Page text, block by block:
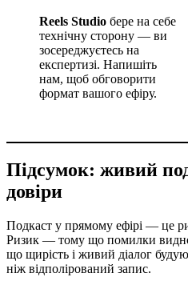
Reels Studio бере на себе
технічну сторону — ви
зосереджуєтесь на
експертизі. Напишіть
нам, щоб обговорити
формат вашого ефіру.
Підсумок: живий
довіри
Подкаст у прямому ефірі — це
Ризик — тому що помилки
що щирість і живий діалог
ніж відполірований запис.